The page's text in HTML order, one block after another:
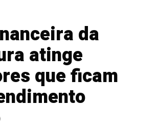
da
atinge
que ficam